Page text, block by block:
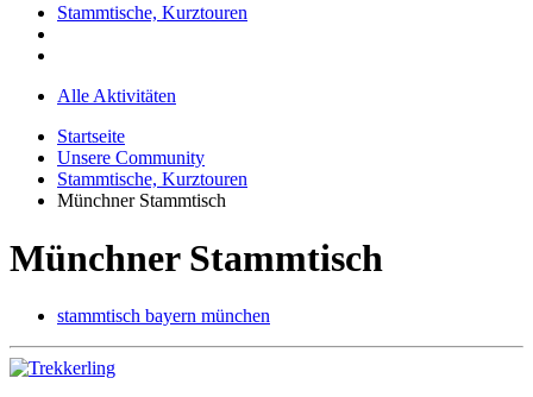
Stammtische, Kurztouren
Alle Aktivitäten
Startseite
Unsere Community
Stammtische, Kurztouren
Münchner Stammtisch
Münchner Stammtisch
stammtisch bayern münchen